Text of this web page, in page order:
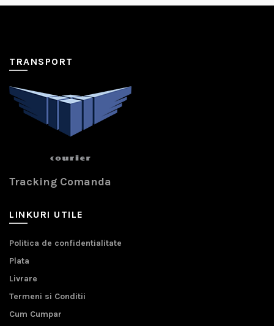
TRANSPORT
Tracking Comanda
LINKURI UTILE
Politica de confidentialitate
Plata
Livrare
Termeni si Conditii
Cum Cumpar